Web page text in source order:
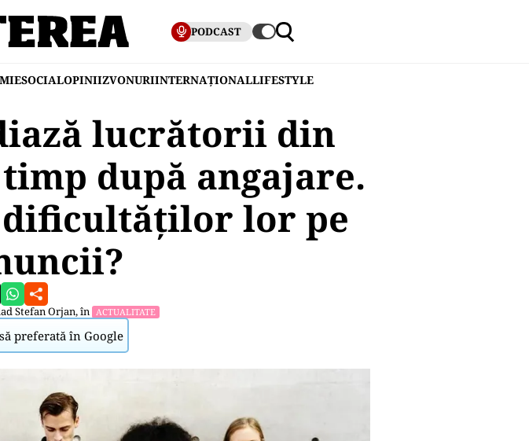
PODCAST
SOCIALOPINIIZVONURIINTERNAȚIONALLIFESTYLE
lucrătorii din
după angajare.
dificultăților lor pe
Stefan Orjan, în ACTUALITATE
preferată în Google